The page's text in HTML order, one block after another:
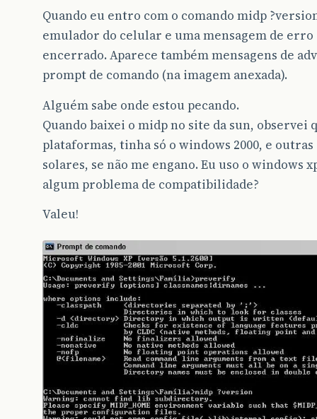
Quando eu entro com o comando midp
emulador do celular e uma mensagem de erro
encerrado. Aparece também mensagens de
prompt de comando (na imagem anexada).
Alguém sabe onde estou pecando.
Quando baixei o midp no site da sun, observei
plataformas, tinha só o windows 2000, e
solares, se não me engano. Eu uso o windows
algum problema de compatibilidade?
Valeu!